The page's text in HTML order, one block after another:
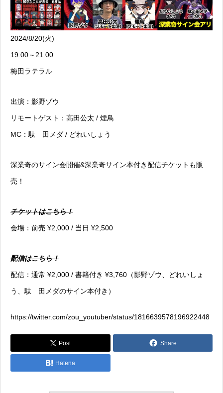
2024/8/20(火)
19:00～21:00
梅田ラテラル
出演：影野ゾウ
リモートゲスト：高田公太 / 煙鳥
MC：駄ゞ田メダ / どれいしょう
深業奇のサイン会開催&深業奇サイン本付き配信チケットも販
売！
チケットはこちら！
会場：前売 ¥2,000 / 当日 ¥2,500
配信はこちら！
配信：通常 ¥2,000 / 書籍付き ¥3,760（影野ゾウ、どれいしょ
う、駄ゞ田メダのサイン本付き）
https://twitter.com/zou_youtuber/status/1816639578196922448
Post Share
Hatena